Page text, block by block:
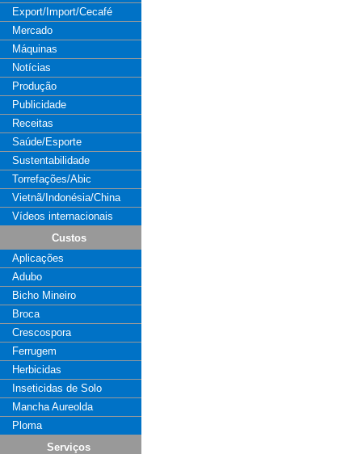
Export/Import/Cecafé
Mercado
Máquinas
Notícias
Produção
Publicidade
Receitas
Saúde/Esporte
Sustentabilidade
Torrefações/Abic
Vietnã/Indonésia/China
Vídeos internacionais
Custos
Aplicações
Adubo
Bicho Mineiro
Broca
Crescospora
Ferrugem
Herbicidas
Inseticidas de Solo
Mancha Aureolda
Ploma
Serviços